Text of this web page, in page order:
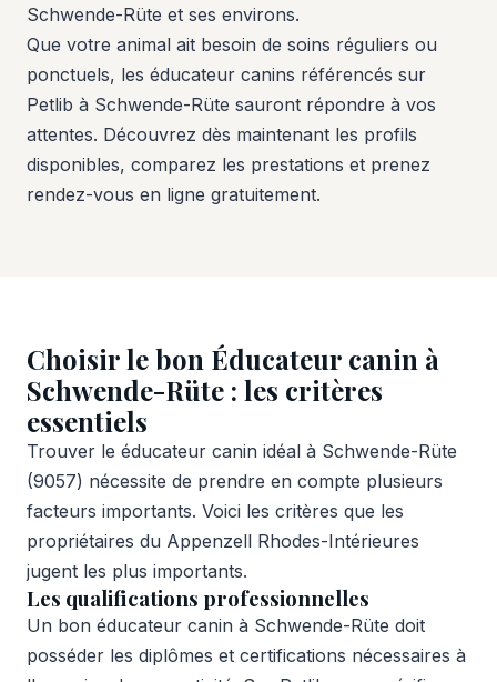
Schwende-Rüte et ses environs.
Que votre animal ait besoin de soins réguliers ou
ponctuels, les éducateur canins référencés sur
Petlib à Schwende-Rüte sauront répondre à vos
attentes. Découvrez dès maintenant les profils
disponibles, comparez les prestations et prenez
rendez-vous en ligne gratuitement.
Choisir le bon Éducateur canin à
Schwende-Rüte : les critères
essentiels
Trouver le éducateur canin idéal à Schwende-Rüte
(9057) nécessite de prendre en compte plusieurs
facteurs importants. Voici les critères que les
propriétaires du Appenzell Rhodes-Intérieures
jugent les plus importants.
Les qualifications professionnelles
Un bon éducateur canin à Schwende-Rüte doit
posséder les diplômes et certifications nécessaires à